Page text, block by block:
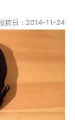
稿日：2014-11-24